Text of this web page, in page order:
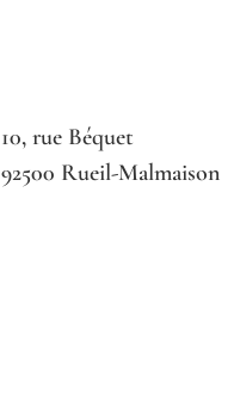
10, rue Béquet
92500 Rueil-Malmaison